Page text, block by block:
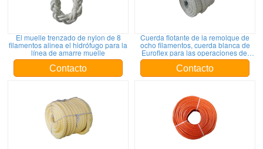
El muelle trenzado de nylon de 8
filamentos alinea el hidrófugo para la
línea de amarre muelle
Contacto
Cuerda flotante de la remolque de
ocho filamentos, cuerda blanca de
Euroflex para las operaciones del
puerto
Contacto